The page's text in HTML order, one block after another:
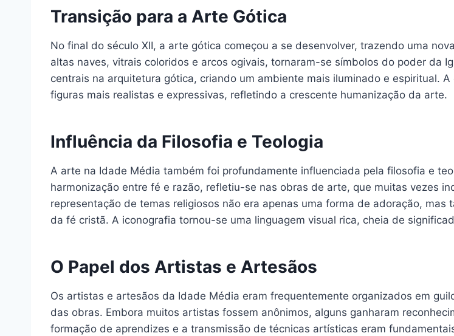
Transição para a Arte Gótica
No final do século XII, a arte gótica começou a se desenvolver, trazendo uma
altas naves, vitrais coloridos e arcos ogivais, tornaram-se símbolos do poder da
centrais na arquitetura gótica, criando um ambiente mais iluminado e espiritual.
figuras mais realistas e expressivas, refletindo a crescente humanização da arte.
Influência da Filosofia e Teologia
A arte na Idade Média também foi profundamente influenciada pela filosofia e
harmonização entre fé e razão, refletiu-se nas obras de arte, que muitas vezes
representação de temas religiosos não era apenas uma forma de adoração,
da fé cristã. A iconografia tornou-se uma linguagem visual rica, cheia de
O Papel dos Artistas e Artesãos
Os artistas e artesãos da Idade Média eram frequentemente organizados em
das obras. Embora muitos artistas fossem anônimos, alguns ganharam
formação de aprendizes e a transmissão de técnicas artísticas eram